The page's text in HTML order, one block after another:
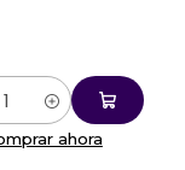
ahora